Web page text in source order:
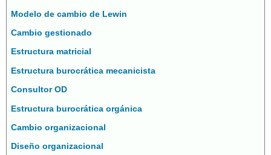
Modelo de cambio de Lewin
Cambio gestionado
Estructura matricial
Estructura burocrática mecanicista
Consultor OD
Estructura burocrática orgánica
Cambio organizacional
Diseño organizacional